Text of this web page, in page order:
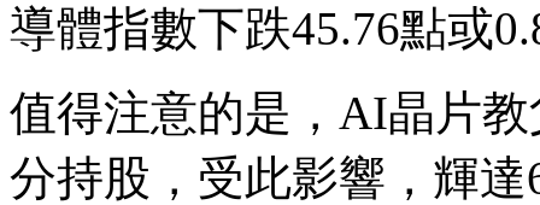
導體指數下跌45.76點或
值得注意的是，AI晶片
分持股，受此影響，輝